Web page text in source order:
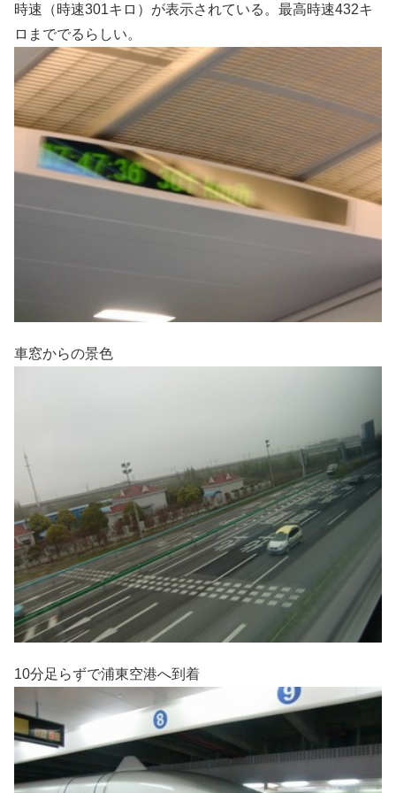
時速（時速301キロ）が表示されている。最高時速432キ
ロまででるらしい。
車窓からの景色
10分足らずで浦東空港へ到着